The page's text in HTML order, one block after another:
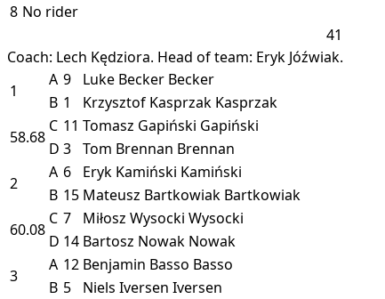
8 No rider
41
Coach: Lech Kędziora. Head of team: Eryk Jóźwiak.
1
A 9 Luke Becker Becker
B 1 Krzysztof Kasprzak Kasprzak
58.68
C 11 Tomasz Gapiński Gapiński
D 3 Tom Brennan Brennan
2
A 6 Eryk Kamiński Kamiński
B 15 Mateusz Bartkowiak Bartkowiak
60.08
C 7 Miłosz Wysocki Wysocki
D 14 Bartosz Nowak Nowak
3
A 12 Benjamin Basso Basso
B 5 Niels Iversen Iversen